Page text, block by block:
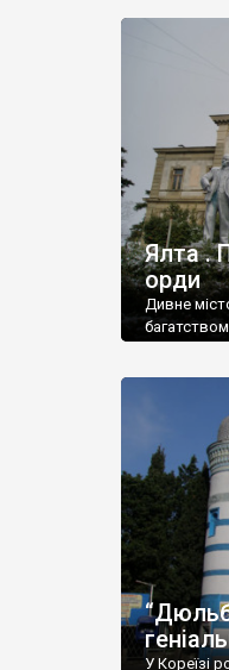
Ялта .
орди
Дивне
У Кореїзі